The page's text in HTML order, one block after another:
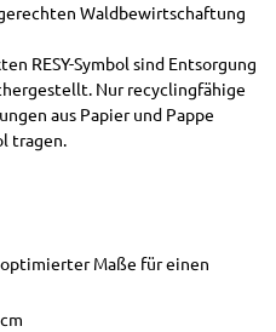
Waldbewirtschaftung
RESY-Symbol sind Entsorgung
Nur recyclingfähige
aus Papier und Pappe
tragen.
Maße für einen